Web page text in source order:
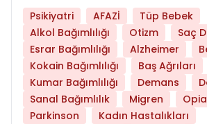
Psikiyatri AFAZİ
Tüp Bebek
Alkol Bağımlılığı
Otizm
Saç
Esrar Bağımlılığı
Alzheimer
Kokain Bağımlılığı
Baş Ağrıları
Kumar Bağımlılığı
Demans
Sanal Bağımlılık
Migren
Parkinson
Kadın Hastalıkları